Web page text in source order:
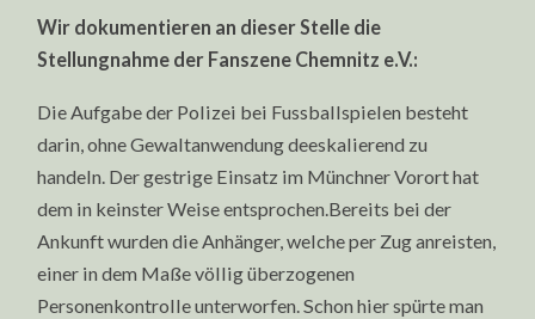
Wir dokumentieren an dieser Stelle die
Stellungnahme der Fanszene Chemnitz e.V.:
Die Aufgabe der Polizei bei Fussballspielen besteht
darin, ohne Gewaltanwendung deeskalierend zu
handeln. Der gestrige Einsatz im Münchner Vorort hat
dem in keinster Weise entsprochen.Bereits bei der
Ankunft wurden die Anhänger, welche per Zug anreisten,
einer in dem Maße völlig überzogenen
Personenkontrolle unterworfen. Schon hier spürte man